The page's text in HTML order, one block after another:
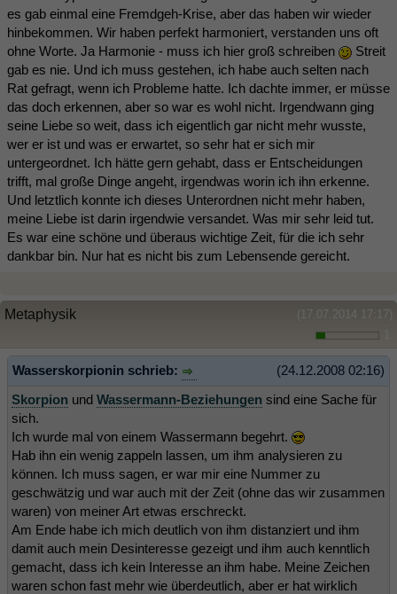
es gab einmal eine Fremdgeh-Krise, aber das haben wir wieder
hinbekommen. Wir haben perfekt harmoniert, verstanden uns oft
ohne Worte. Ja Harmonie - muss ich hier groß schreiben
Streit
gab es nie. Und ich muss gestehen, ich habe auch selten nach
Rat gefragt, wenn ich Probleme hatte. Ich dachte immer, er müsse
das doch erkennen, aber so war es wohl nicht. Irgendwann ging
seine Liebe so weit, dass ich eigentlich gar nicht mehr wusste,
wer er ist und was er erwartet, so sehr hat er sich mir
untergeordnet. Ich hätte gern gehabt, dass er Entscheidungen
trifft, mal große Dinge angeht, irgendwas worin ich ihn erkenne.
Und letztlich konnte ich dieses Unterordnen nicht mehr haben,
meine Liebe ist darin irgendwie versandet. Was mir sehr leid tut.
Es war eine schöne und überaus wichtige Zeit, für die ich sehr
dankbar bin. Nur hat es nicht bis zum Lebensende gereicht.
(17.07.2014 17:17)
Metaphysik
(24.12.2008 02:16)
Wasserskorpionin schrieb:
Skorpion und Wassermann-Beziehungen sind eine Sache für
sich.
Ich wurde mal von einem Wassermann begehrt.
Hab ihn ein wenig zappeln lassen, um ihm analysieren zu
können. Ich muss sagen, er war mir eine Nummer zu
geschwätzig und war auch mit der Zeit (ohne das wir zusammen
waren) von meiner Art etwas erschreckt.
Am Ende habe ich mich deutlich von ihm distanziert und ihm
damit auch mein Desinteresse gezeigt und ihm auch kenntlich
gemacht, dass ich kein Interesse an ihm habe. Meine Zeichen
waren schon fast mehr wie überdeutlich, aber er hat wirklich